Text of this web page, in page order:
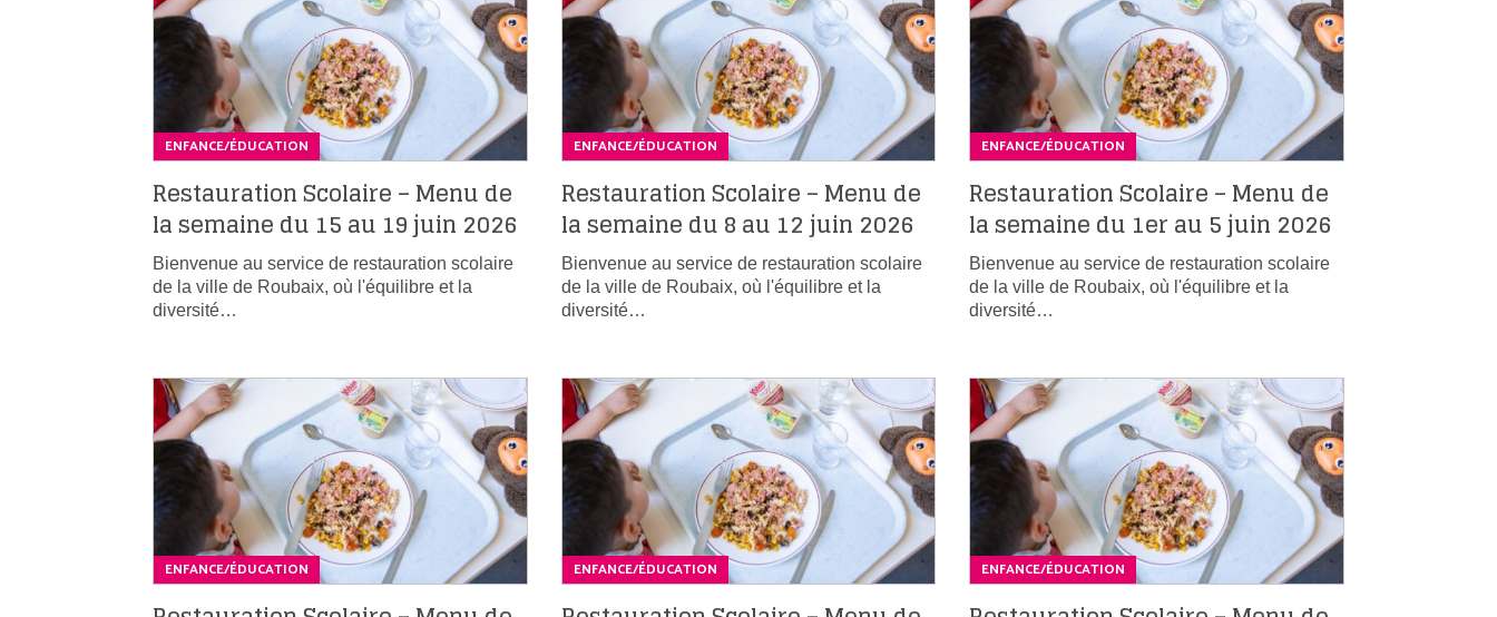
ENFANCE/ÉDUCATION
Restauration Scolaire – Menu de
la semaine du 15 au 19 juin 2026
Bienvenue au service de restauration scolaire
de la ville de Roubaix, où l'équilibre et la
diversité…
ENFANCE/ÉDUCATION
Restauration Scolaire – Menu de
la semaine du 8 au 12 juin 2026
Bienvenue au service de restauration scolaire
de la ville de Roubaix, où l'équilibre et la
diversité…
ENFANCE/ÉDUCATION
Restauration Scolaire – Menu de
la semaine du 1er au 5 juin 2026
Bienvenue au service de restauration scolaire
de la ville de Roubaix, où l'équilibre et la
diversité…
ENFANCE/ÉDUCATION ENFANCE/ÉDUCATION ENFANCE/ÉDUCATION